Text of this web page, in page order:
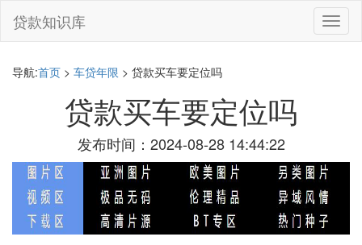
切
换
贷款知识库
导航:首页 > 车贷年限 > 贷款买车要定位吗
贷款买车要定位吗
发布时间：2024-08-28 14:44:22